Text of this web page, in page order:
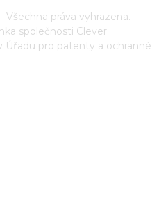
práva vyhrazena.
společnosti Clever
Úřadu pro patenty a ochranné